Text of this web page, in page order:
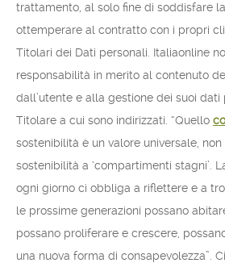
trattamento, al solo fine di soddisfare
ottemperare al contratto con i propri
Titolari dei Dati personali. Italiaonline
responsabilità in merito al contenuto
dall’utente e alla gestione dei suoi
Titolare a cui sono indirizzati. “Quello
sostenibilità è un valore universale,
sostenibilità a ‘compartimenti stagni’.
ogni giorno ci obbliga a riflettere e a
le prossime generazioni possano
possano proliferare e crescere,
una nuova forma di consapevolezza”.